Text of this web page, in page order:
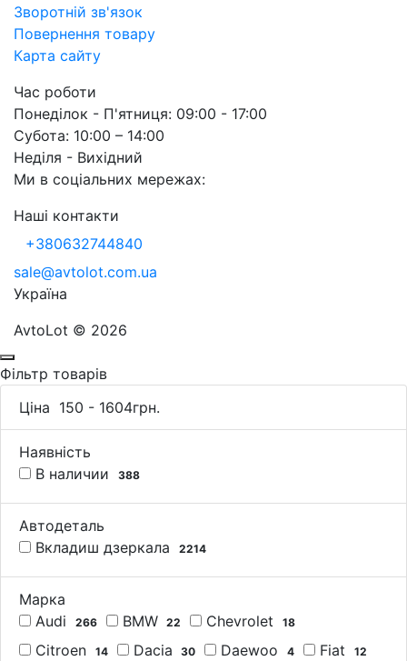
Зворотній зв'язок
Повернення товару
Карта сайту
Час роботи
Понеділок - П'ятниця: 09:00 - 17:00
Субота: 10:00 – 14:00
Неділя - Вихідний
Ми в соціальних мережах:
Наші контакти
+380632744840
sale@avtolot.com.ua
Українa
AvtoLot © 2026
Фільтр товарів
Ціна 150 - 1604грн.
Наявність
В наличии
388
Автодеталь
Вкладиш дзеркала
2214
Марка
Audi
266 BMW 22 Chevrolet 18
Citroen 14 Dacia 30 Daewoo 4 Fiat 12